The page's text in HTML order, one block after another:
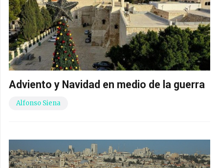
Adviento y Navidad en medio de la guerra
Alfonso Siena